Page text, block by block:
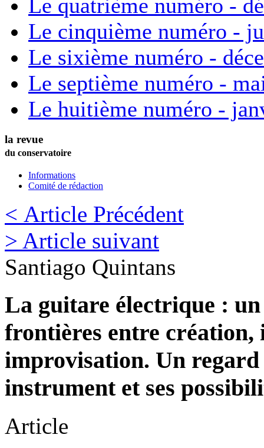
Le quatrième numéro -
Le cinquième numéro -
Le sixième numéro -
Le septième numéro -
Le huitième numéro -
la revue
du conservatoire
Informations
Comité de rédaction
< Article Précédent
> Article suivant
Santiago Quintans
La guitare électrique :
frontières entre
improvisation. Un regard
instrument et ses
Article